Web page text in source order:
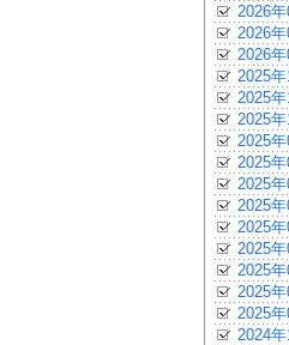
2026年
2026年
2026年
2025年
2025年
2025年
2025年
2025年
2025年
2025年
2025年
2025年
2025年
2025年
2025年
2024年